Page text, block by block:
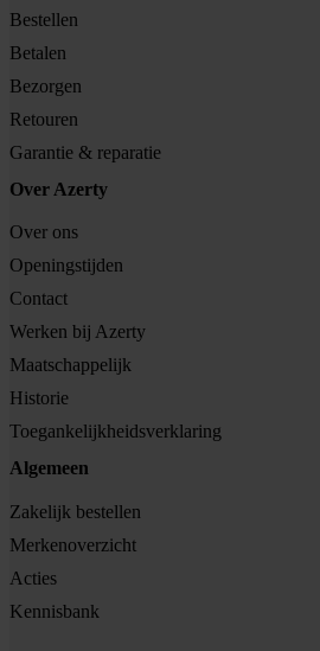
Bestellen
Betalen
Bezorgen
Retouren
Garantie & reparatie
Over Azerty
Over ons
Openingstijden
Contact
Werken bij Azerty
Maatschappelijk
Historie
Toegankelijkheidsverklaring
Algemeen
Zakelijk bestellen
Merkenoverzicht
Acties
Kennisbank